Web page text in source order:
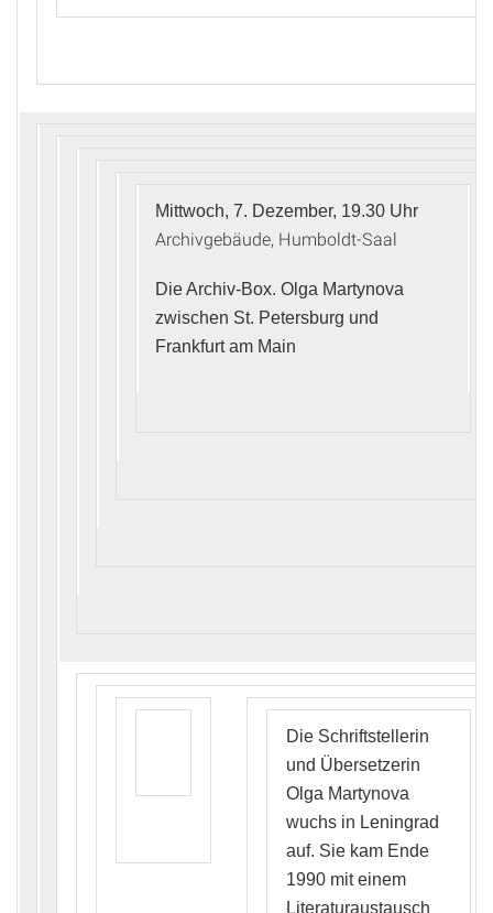
Mittwoch, 7. Dezember, 19.30 Uhr
Archivgebäude, Humboldt-Saal
Die Archiv-Box. Olga Martynova
zwischen St. Petersburg und
Frankfurt am Main
Die Schriftstellerin
und Übersetzerin
Olga Martynova
wuchs in Leningrad
auf. Sie kam Ende
1990 mit einem
Literaturaustausch